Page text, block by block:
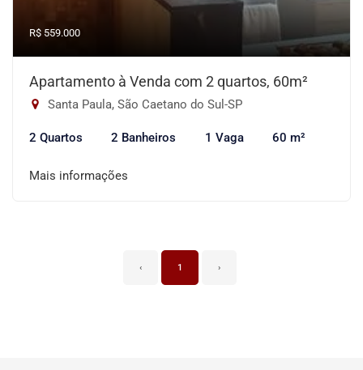
R$ 559.000
Apartamento à Venda com 2 quartos, 60m²
Santa Paula, São Caetano do Sul-SP
2 Quartos 2 Banheiros 1 Vaga 60 m²
Mais informações
‹ 1 ›